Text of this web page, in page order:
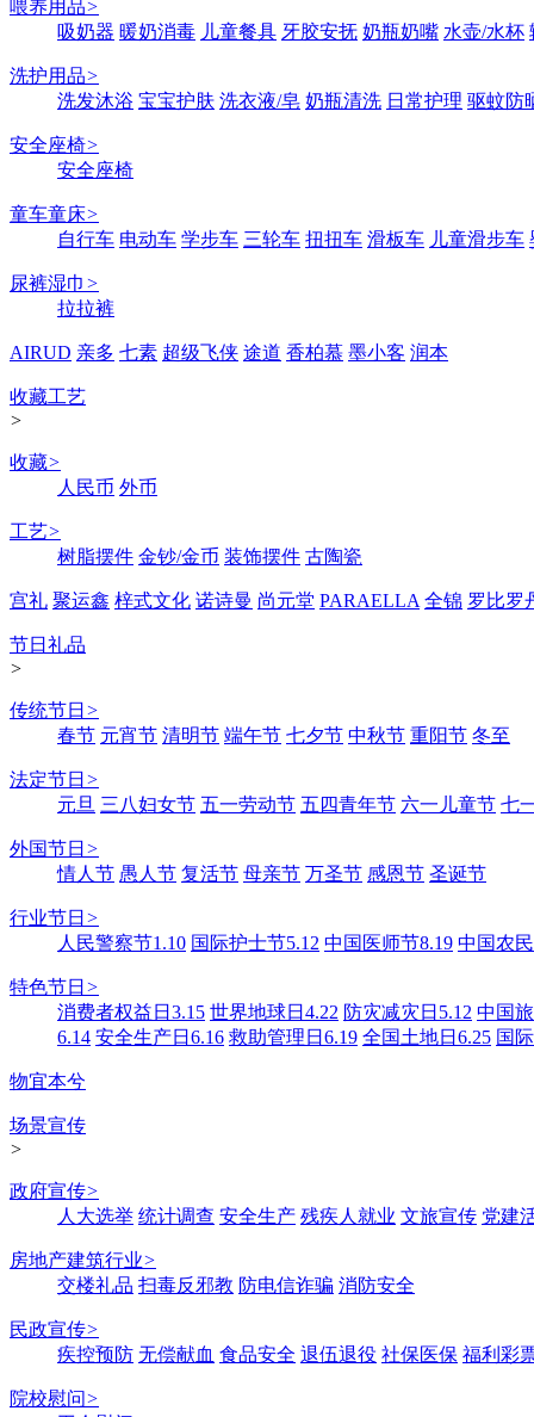
喂养用品>
吸奶器 暖奶消毒 儿童餐具 牙胶安抚 奶瓶奶嘴 水壶/水杯
洗护用品>
洗发沐浴 宝宝护肤 洗衣液/皂 奶瓶清洗 日常护理 驱蚊防
安全座椅>
安全座椅
童车童床>
自行车 电动车 学步车 三轮车 扭扭车 滑板车 儿童滑步车
尿裤湿巾 >
拉拉裤
AIRUD 亲多 七素 超级飞侠 途道 香柏慕 墨小客 润本
收藏工艺
>
收藏>
人民币 外币
工艺>
树脂摆件 金钞/金币 装饰摆件 古陶瓷
宫礼 聚运鑫 梓式文化 诺诗曼 尚元堂 PARAELLA 全锦 罗比罗
节日礼品
>
传统节日 >
春节 元宵节 清明节 端午节 七夕节 中秋节 重阳节 冬至
法定节日 >
元旦 三八妇女节 五一劳动节 五四青年节 六一儿童节 七
外国节日 >
情人节 愚人节 复活节 母亲节 万圣节 感恩节 圣诞节
行业节日 >
人民警察节1.10 国际护士节5.12 中国医师节8.19 中国农
特色节日 >
消费者权益日3.15 世界地球日4.22 防灾减灾日5.12 中国
6.14 安全生产日6.16 救助管理日6.19 全国土地日6.25 国
物宜本兮
场景宣传
>
政府宣传>
人大选举 统计调查 安全生产 残疾人就业 文旅宣传 党建
房地产建筑行业>
交楼礼品 扫毒反邪教 防电信诈骗 消防安全
民政宣传>
疾控预防 无偿献血 食品安全 退伍退役 社保医保 福利彩
院校慰问>